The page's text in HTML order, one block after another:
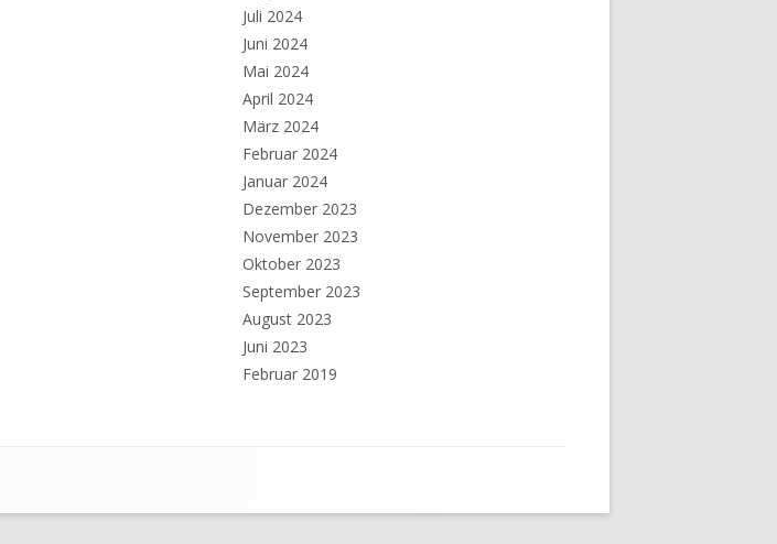
Juli 2024
Juni 2024
Mai 2024
April 2024
März 2024
Februar 2024
Januar 2024
Dezember 2023
November 2023
Oktober 2023
September 2023
August 2023
Juni 2023
Februar 2019